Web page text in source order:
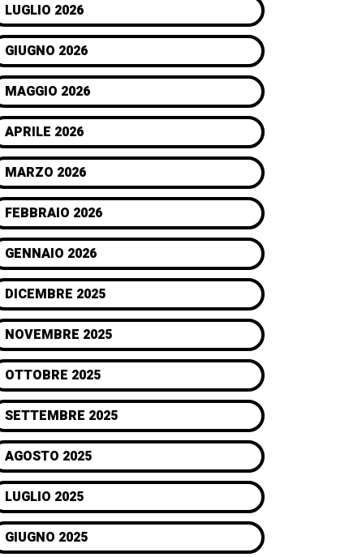
LUGLIO 2026
GIUGNO 2026
MAGGIO 2026
APRILE 2026
MARZO 2026
FEBBRAIO 2026
GENNAIO 2026
DICEMBRE 2025
NOVEMBRE 2025
OTTOBRE 2025
SETTEMBRE 2025
AGOSTO 2025
LUGLIO 2025
GIUGNO 2025